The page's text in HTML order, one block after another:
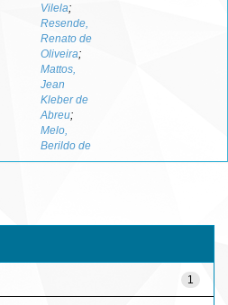
Vilela;
Resende,
Renato de
Oliveira;
Mattos,
Jean
Kleber de
Abreu;
Melo,
Berildo de
1